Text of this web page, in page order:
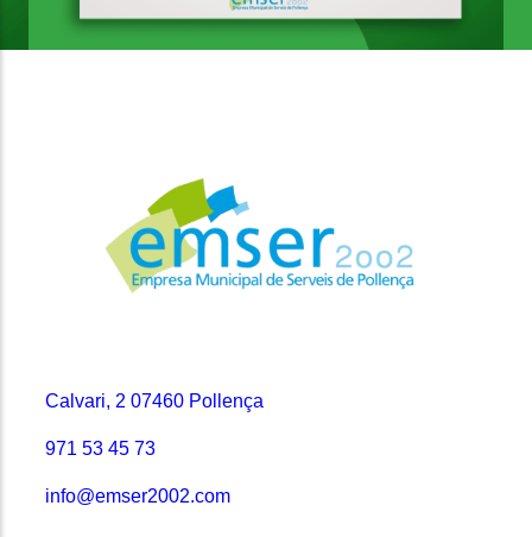
Calvari, 2 07460 Pollença
971 53 45 73
info@emser2002.com